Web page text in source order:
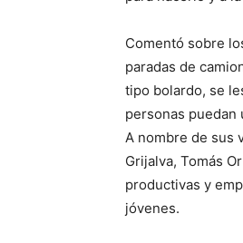
Comentó sobre
paradas de
tipo bolardo, se
personas puedan
A nombre de sus
Grijalva, Tomás
productivas y
jóvenes.